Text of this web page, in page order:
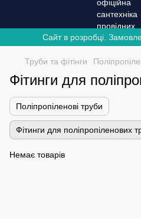
Сайт в розробці.
Труби та фітінги
Фітинги для
Поліпропіленові труби
Фітинги для поліпропіленових
Немає товарів